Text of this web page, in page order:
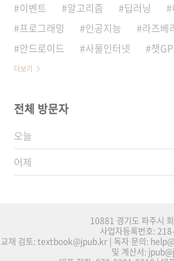
이벤트
알고리즘 딥러닝
프로그래밍
인공지능 라즈베
안드로이드
사물인터넷 챗
더보기
전체 방문자
오늘
어제
10881 경기도 파주시
사업자등록번호:
교재 검토: textbook@jpub.kr | 독자 문의:
및 계산서: